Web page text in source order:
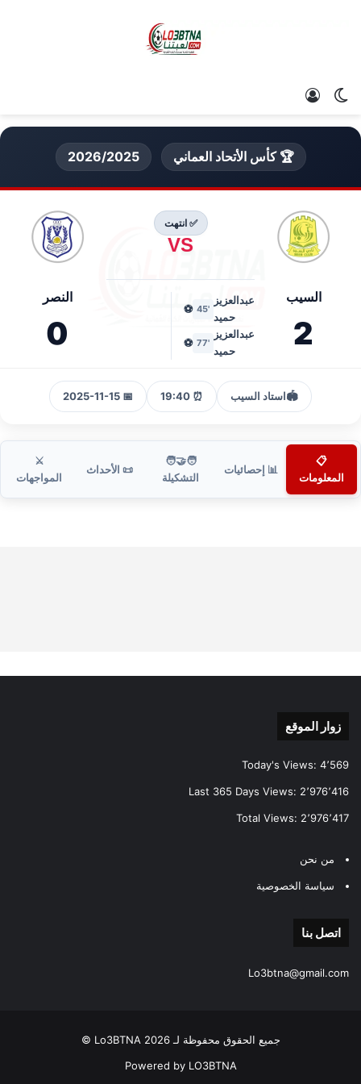
الوضع المظلم
🏆 كأس الأتحاد العماني 2026/2025
السيب
2
✅ انتهت
VS
عبدالعزيز
حميد
'45
⚽
عبدالعزيز
حميد
'77
⚽
النصر
0
🏟️استاد السيب ⏰ 19:40
📅 2025-11-15
📋
المعلومات
📊 إحصائيات
🧑‍🤝‍🧑
التشكيلة
📜 الأحداث
⚔️
المواجهات
زوار الموقع
Today's Views: 4٬569
Last 365 Days Views: 2٬976٬416
Total Views: 2٬976٬417
من نحن
سياسة الخصوصية
اتصل بنا
Lo3btna@gmail.com
جميع الحقوق محفوظة لـ Lo3BTNA 2026 ©
Powered by LO3BTNA